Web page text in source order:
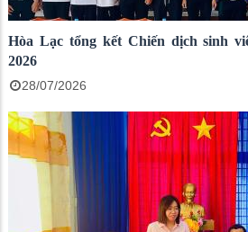
Hòa Lạc tổng kết Chiến dịch sinh
2026
28/07/2026